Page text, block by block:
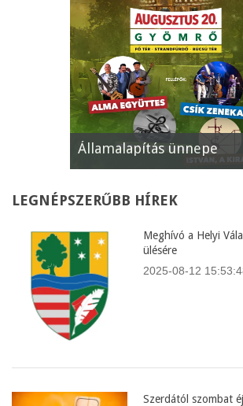
Államalapítás ünnepe
LEGNÉPSZERŰBB HÍREK
Meghívó a Helyi
ülésére
2025-08-12
Szerdától szombat